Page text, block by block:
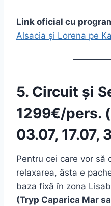
Link oficial cu
Alsacia și Lorena pe
5. Circuit și
1299€/pers.
03.07, 17.07,
Pentru cei care vor să
relaxarea, ăsta e
baza fixă în zona
(Tryp Caparica Mar